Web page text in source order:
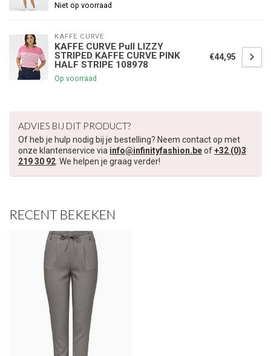
Niet op voorraad
KAFFE CURVE
KAFFE CURVE Pull LIZZY
STRIPED KAFFE CURVE PINK
HALF STRIPE 108978
Op voorraad
€44,95
ADVIES BIJ DIT PRODUCT?
Of heb je hulp nodig bij je bestelling? Neem contact op met
onze klantenservice via info@infinityfashion.beof+32 (0)3
219 30 92. We helpen je graag verder!
RECENT BEKEKEN